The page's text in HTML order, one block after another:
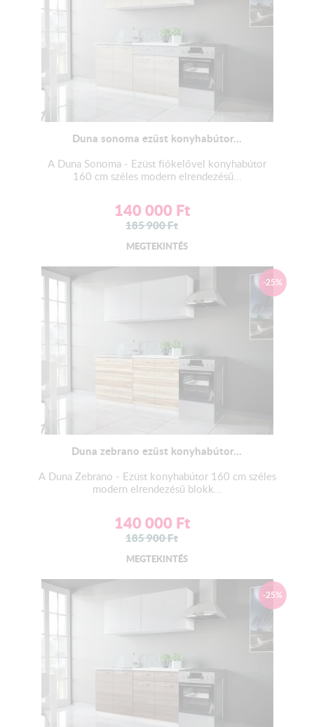
Duna sonoma ezüst konyhabútor...
A Duna Sonoma - Ezüst fiókelővel konyhabútor
160 cm széles modern elrendezésű...
140 000 Ft
185 900Ft
MEGTEKINTÉS
-25%
Duna zebrano ezüst konyhabútor...
A Duna Zebrano - Ezüst konyhabútor 160 cm széles
modern elrendezésű blokk...
140 000 Ft
185 900Ft
MEGTEKINTÉS
-25%